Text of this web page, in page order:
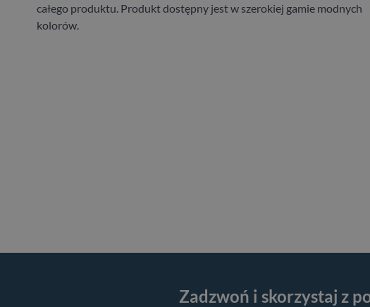
całego produktu. Produkt dostępny jest w szerokiej gamie modnych
kolorów.
Zadzwoń i skorzystaj z